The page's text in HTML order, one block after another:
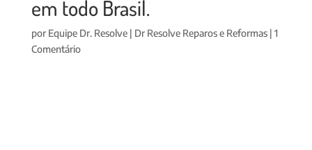
em todo Brasil.
por Equipe Dr. Resolve| Dr Resolve Reparos e Reformas| 1
Comentário